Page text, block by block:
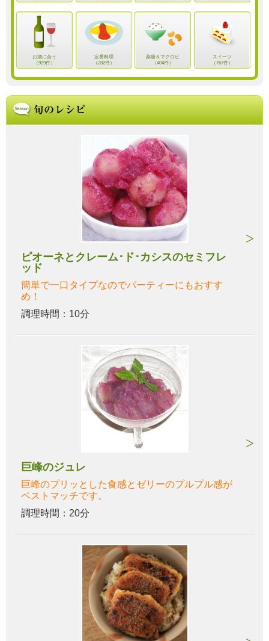
お酒に合う
（929件）
定番料理
（282件）
薬膳＆マクロビ
（404件）
スイーツ
（767件）
ピオーネとクレーム･ド･カシスのセミフレ
ッド
簡単で一口タイプなのでパーティーにもおすす
め！
調理時間：10分
巨峰のジュレ
巨峰のプリッとした食感とゼリーのプルプル感が
ベストマッチです。
調理時間：20分